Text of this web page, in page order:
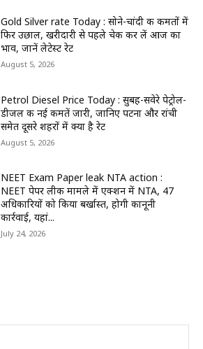
Gold Silver rate Today : सोने-चांदी की कीमतों में
फिर उछाल, खरीदारी से पहले चेक कर लें आज का
भाव, जानें लेटेस्ट रेट
August 5, 2026
Petrol Diesel Price Today : सुबह-सवेरे पेट्रोल-
डीजल की नई कीमतें जारी, जानिए पटना और रांची
समेत दूसरे शहरों में क्या है रेट
August 5, 2026
NEET Exam Paper leak NTA action :
NEET पेपर लीक मामले में एक्शन में NTA, 47
अधिकारियों को किया बर्खास्त, होगी कानूनी
कार्रवाई, यहां...
July 24, 2026